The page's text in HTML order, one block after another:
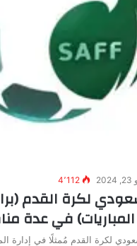
4٬112
لكرة القدم
في عدة
لكرة القدم مُمثلًا في إدارة